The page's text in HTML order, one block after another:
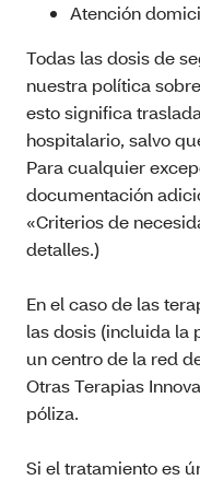
Atención
Todas las dosis de
nuestra política
esto significa
hospitalario, salvo
Para cualquier
documentación
«Criterios de
detalles.)
En el caso de las
las dosis (incluida la
un centro de la red
Otras Terapias
póliza.
Si el tratamiento es